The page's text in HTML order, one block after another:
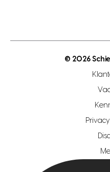
gratis zoekprofiel
open woningwaarde
makelaar regio
hypotheekshop regio
hypotheekshop regio
© 2026